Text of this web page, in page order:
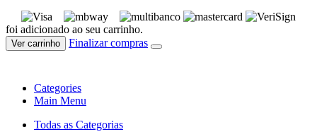
foi adicionado ao seu carrinho.
Ver carrinho Finalizar compras
Categories
Main Menu
Todas as Categorias